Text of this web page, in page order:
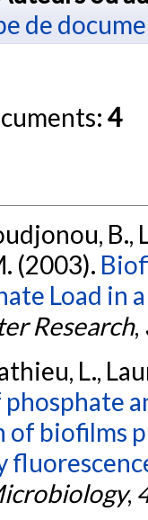
de
4
B.,
(2003).
Load in
Research,
L.,
of biofilms
,